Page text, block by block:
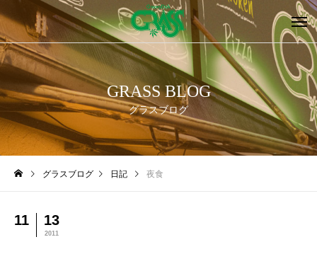
GRASS BLOG
グラスブログ
グラスブログ 日記 夜食
11 13
2011